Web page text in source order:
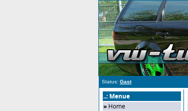
Status: Gast
..: Menue
» Home